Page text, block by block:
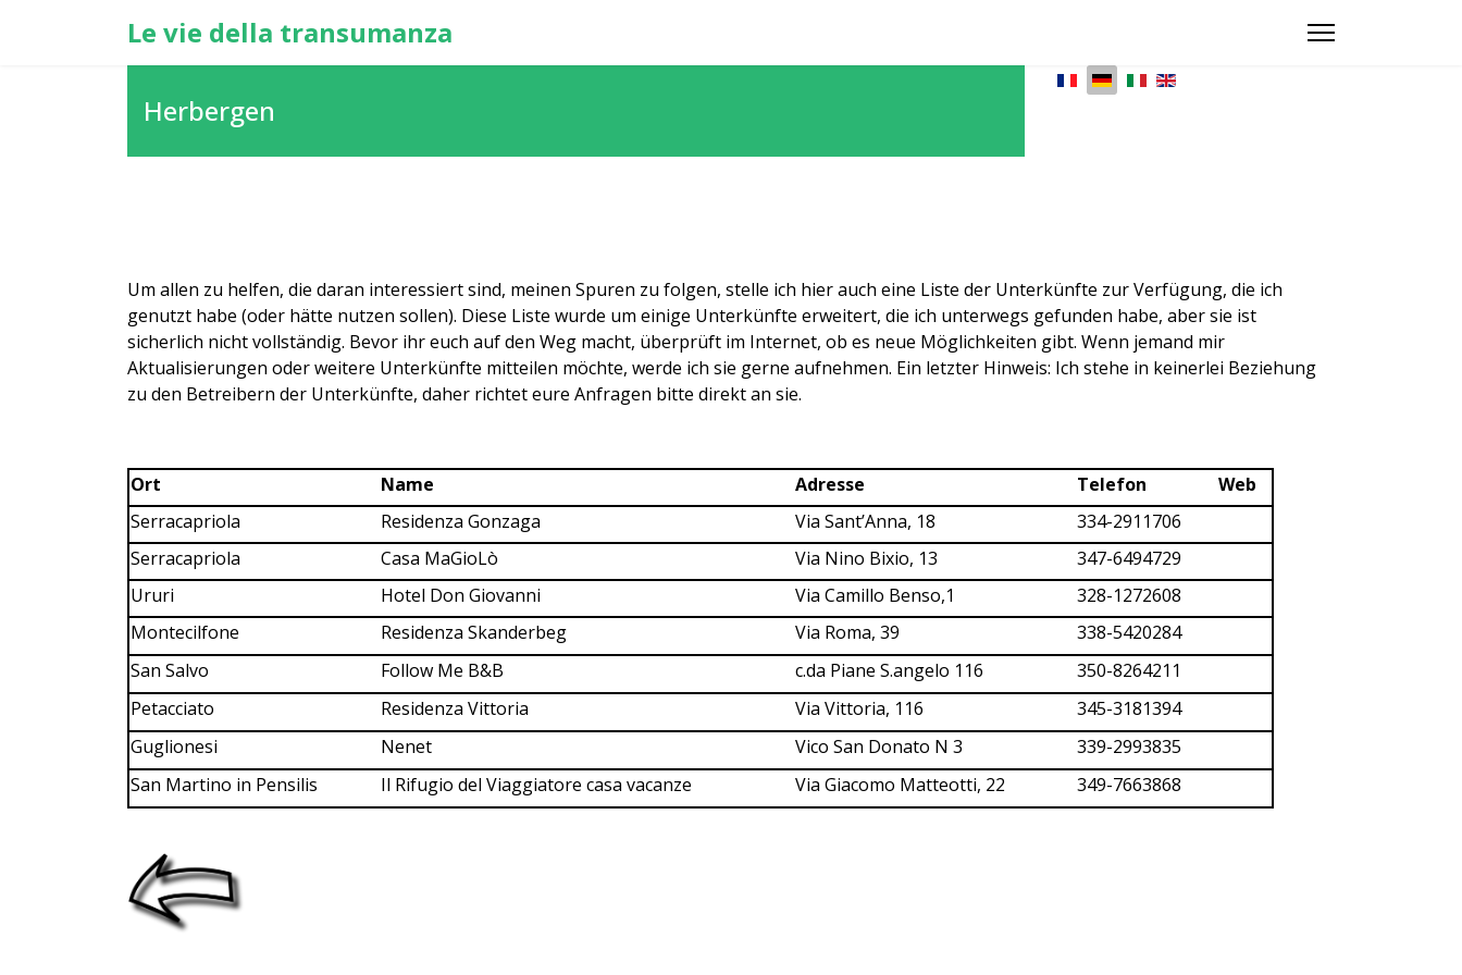
Le vie della transumanza
Herbergen
Sprache auswählen
Um allen zu helfen, die daran interessiert sind, meinen Spuren zu folgen, stelle ich hier auch eine Liste der Unterkünfte zur Verfügung, die ich
genutzt habe (oder hätte nutzen sollen). Diese Liste wurde um einige Unterkünfte erweitert, die ich unterwegs gefunden habe, aber sie ist
sicherlich nicht vollständig. Bevor ihr euch auf den Weg macht, überprüft im Internet, ob es neue Möglichkeiten gibt. Wenn jemand mir
Aktualisierungen oder weitere Unterkünfte mitteilen möchte, werde ich sie gerne aufnehmen. Ein letzter Hinweis: Ich stehe in keinerlei Beziehung
zu den Betreibern der Unterkünfte, daher richtet eure Anfragen bitte direkt an sie.
Ort Name Adresse Telefon
Web
Serracapriola
Residenza Gonzaga Via Sant’Anna, 18
334-2911706
Serracapriola
Casa MaGioLò Via Nino Bixio, 13
347-6494729
Ururi
Hotel Don Giovanni Via Camillo Benso,1
328-1272608
Montecilfone
Residenza Skanderbeg Via Roma, 39
338-5420284
San Salvo
Follow Me B&B c.da Piane S.angelo 116
350-8264211
Petacciato
Residenza Vittoria Via Vittoria, 116
345-3181394
Guglionesi
Nenet Vico San Donato N 3
339-2993835
San Martino in Pensilis
Il Rifugio del Viaggiatore casa vacanze Via Giacomo Matteotti, 22 349-7663868